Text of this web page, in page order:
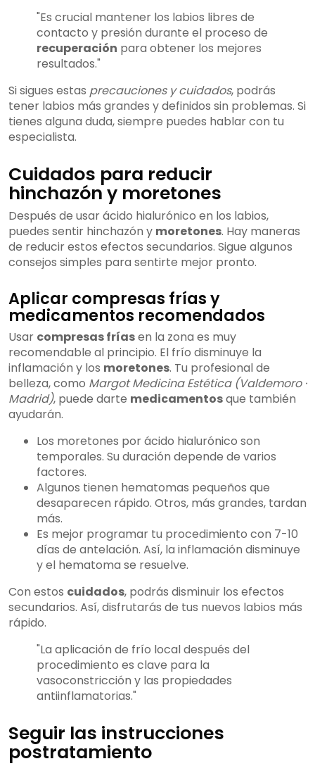
"Es crucial mantener los labios libres de
contacto y presión durante el proceso de
recuperación para obtener los mejores
resultados."
Si sigues estas precauciones y cuidados, podrás
tener labios más grandes y definidos sin problemas. Si
tienes alguna duda, siempre puedes hablar con tu
especialista.
Cuidados para reducir
hinchazón y moretones
Después de usar ácido hialurónico en los labios,
puedes sentir hinchazón y moretones. Hay maneras
de reducir estos efectos secundarios. Sigue algunos
consejos simples para sentirte mejor pronto.
Aplicar compresas frías y
medicamentos recomendados
Usar compresas fríasen la zona es muy
recomendable al principio. El frío disminuye la
inflamación y los moretones. Tu profesional de
belleza, como Margot Medicina Estética (Valdemoro ·
Madrid), puede darte medicamentosque también
ayudarán.
Los moretones por ácido hialurónico son
temporales. Su duración depende de varios
factores.
Algunos tienen hematomas pequeños que
desaparecen rápido. Otros, más grandes, tardan
más.
Es mejor programar tu procedimiento con 7-10
días de antelación. Así, la inflamación disminuye
y el hematoma se resuelve.
Con estos cuidados, podrás disminuir los efectos
secundarios. Así, disfrutarás de tus nuevos labios más
rápido.
"La aplicación de frío local después del
procedimiento es clave para la
vasoconstricción y las propiedades
antiinflamatorias."
Seguir las instrucciones
postratamiento